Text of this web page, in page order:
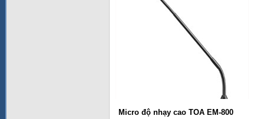
Micro độ nhạy cao TOA EM-800